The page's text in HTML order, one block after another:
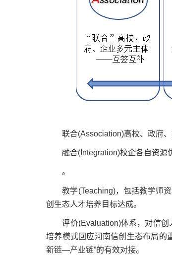
联合(Association)高校、政府、
融合(Integration)校企各自资源
。
教学(Teaching)，包括教学师资
创生态人才培养目标达成。
评价(Evaluation)体系，对信创
培养模式回应河南信创生态布局的
新链—产业链”的有效对接。